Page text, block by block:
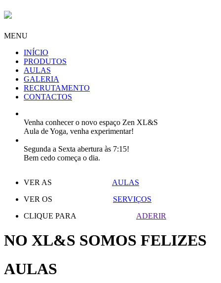
MENU
INÍCIO
PRODUTOS
AULAS
GALERIA
RECRUTAMENTO
CONTACTOS
Venha conhecer o novo espaço Zen XL&S
Aula de Yoga, venha experimentar!
Segunda a Sexta abertura às 7:15!
Bem cedo começa o dia.
VER AS
AULAS
VER OS
SERVIÇOS
CLIQUE PARA
ADERIR
NO XL&S SOMOS FELIZES
AULAS